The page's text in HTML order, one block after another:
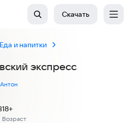
Скачать
Еда и напитки
экспресс
Возраст
18+